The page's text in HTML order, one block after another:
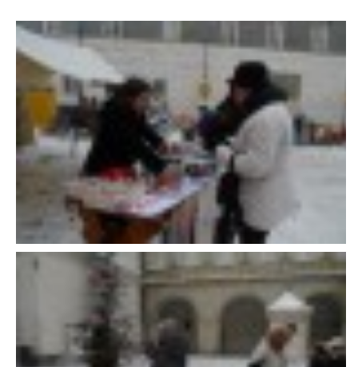
PODMÍNKY PŘEVZETÍ FRETKY.
O FRETCE
O FRETCE
PÉČE O FRETKU
CHCI SI POŘÍDIT FRETKU
VÝCHOVA FRETKY
NEMOCI FRETEK